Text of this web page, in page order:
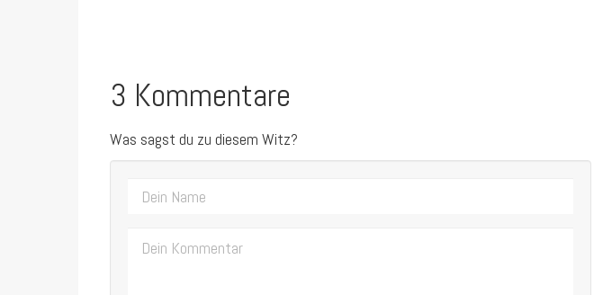
3 Kommentare
Was sagst du zu diesem Witz?